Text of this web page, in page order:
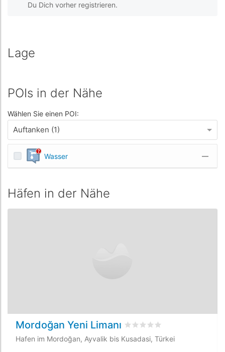
Du Dich vorher registrieren.
Lage
POIs in der Nähe
Wählen Sie einen POI:
Auftanken (1)
Wasser —
Häfen in der Nähe
Mordoğan Yeni Limanı bewertet0
Hafen im Mordoğan, Ayvalik bis Kusadasi, Türkei